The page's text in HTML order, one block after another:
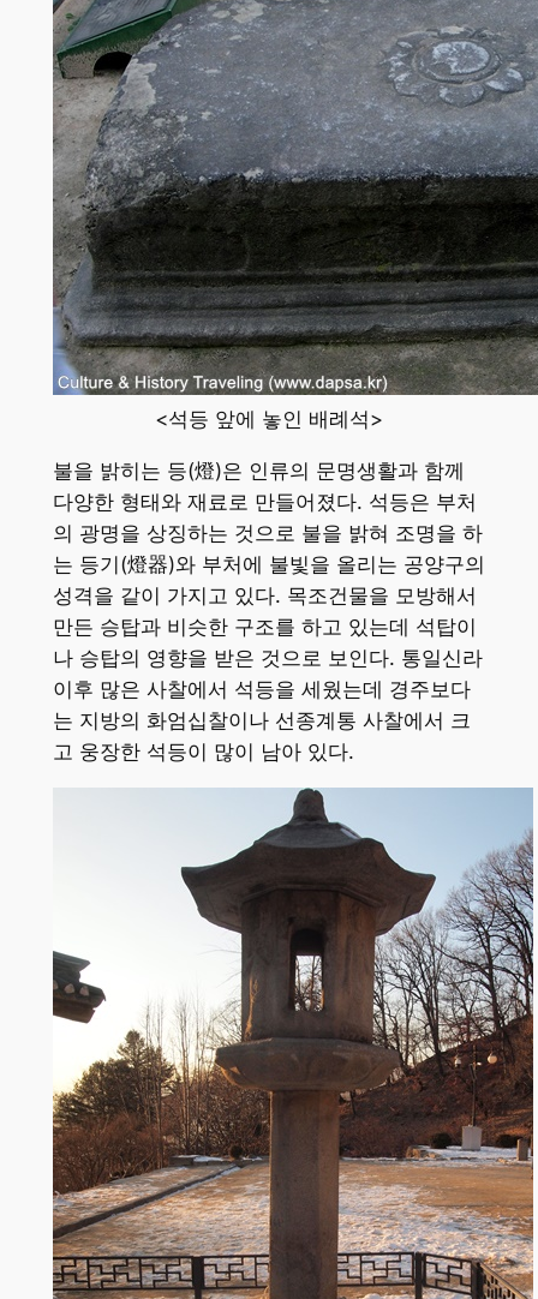
<석등 앞에 놓인 배례석>
불을 밝히는 등(燈)은 인류의 문명생활과 함께
다양한 형태와 재료로 만들어졌다. 석등은 부처
의 광명을 상징하는 것으로 불을 밝혀 조명을 하
는 등기(燈器)와 부처에 불빛을 올리는 공양구의
성격을 같이 가지고 있다. 목조건물을 모방해서
만든 승탑과 비슷한 구조를 하고 있는데 석탑이
나 승탑의 영향을 받은 것으로 보인다. 통일신라
이후 많은 사찰에서 석등을 세웠는데 경주보다
는 지방의 화엄십찰이나 선종계통 사찰에서 크
고 웅장한 석등이 많이 남아 있다.